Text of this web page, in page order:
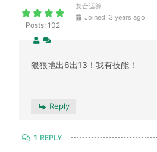
Posts: 102
复合运算
Joined: 3 years ago
狠狠地出6出13！我有技能！
Reply
1 REPLY